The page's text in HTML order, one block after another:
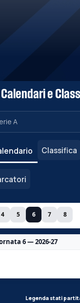
Calendari e
Classifica
4 5 6 7 8
6 — 2026-27
Legenda stati